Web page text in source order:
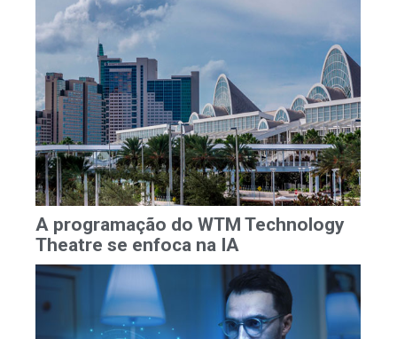
A programação do WTM Technology
Theatre se enfoca na IA